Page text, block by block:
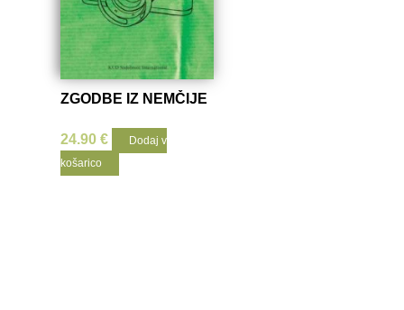
ZGODBE IZ NEMČIJE
24.90€
Dodaj v
košarico